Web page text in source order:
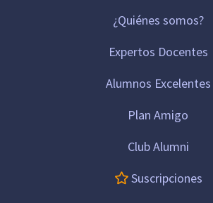
¿Quiénes somos?
Expertos Docentes
Alumnos Excelentes
Plan Amigo
Club Alumni
Suscripciones